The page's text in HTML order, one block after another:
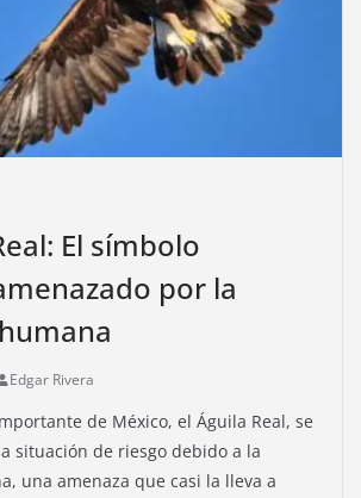
El símbolo
por la
Edgar Rivera
de México, el Águila Real, se
situación de riesgo debido a la
una amenaza que casi la lleva a